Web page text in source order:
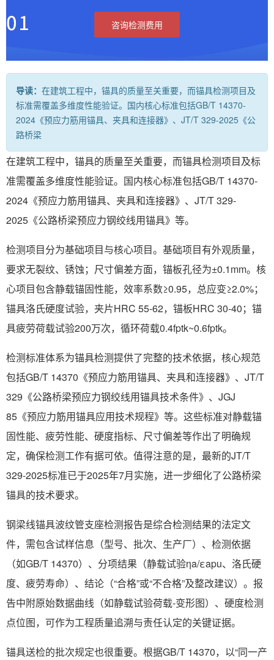
咨询检测费用
导读： 在建筑工程中，锚具的质量至关重要，而锚具检测项目及
标准需覆盖多维度性能验证。国内核心标准包括GB/T 14370-
2024《预应力筋用锚具、夹具和连接器》、JT/T 329-2025《公
路桥梁
在建筑工程中，锚具的质量至关重要，而锚具检测项目及标
准需覆盖多维度性能验证。国内核心标准包括GB/T 14370-
2024《预应力筋用锚具、夹具和连接器》、JT/T 329-
2025《公路桥梁预应力钢绞线用锚具》等。
检测项目分为基础项目与核心项目。基础项目有外观质量，
要求无裂纹、锈蚀；尺寸偏差方面，锚板孔径为±0.1mm。核
心项目包含静载锚固性能，效率系数≥0.95，总应变≥2.0%；
锚具洛氏硬度试验，夹片HRC 55-62，锚板HRC 30-40；锚
具疲劳荷载试验200万次，循环荷载0.4fptk~0.6fptk。
检测标准体系为锚具检测提供了完整的技术依据，核心规范
包括GB/T 14370《预应力筋用锚具、夹具和连接器》、JT/T
329《公路桥梁预应力钢绞线用锚具技术条件》、JGJ
85《预应力筋用锚具应用技术规程》等。这些标准对静载锚
固性能、疲劳性能、硬度指标、尺寸偏差等作出了明确规
定，确保检测工作有据可依。值得注意的是，最新的JT/T
329-2025标准已于2025年7月实施，进一步细化了公路桥梁
锚具的技术要求。
钢梁线锚具波纹管支座检测报告是综合检测结果的法定文
件，需包含试样信息（型号、批次、生产厂）、检测依据
（如GB/T 14370）、分项结果（静载试验ηa/εapu、洛氏硬
度、疲劳寿命）、结论（“合格”或“不合格”及整改建议）。报
告中附原始数据曲线（如静载试验荷载-变形图）、硬度检测
点位图，可作为工程质量追溯与责任认定的关键证据。
锚具送检的批次规定也很重要。根据GB/T 14370，以“同一产